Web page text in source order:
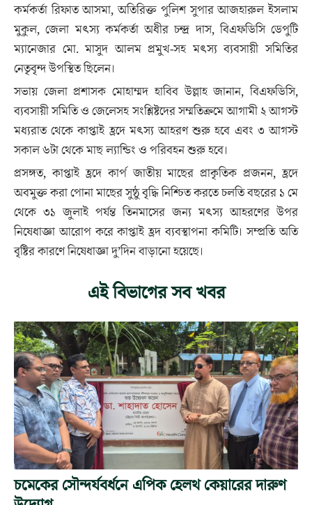
কর্মকর্তা রিফাত আসমা, অতিরিক্ত পুলিশ সুপার আজহারুল ইসলাম
মুকুল, জেলা মৎস্য কর্মকর্তা অধীর চন্দ্র দাস, বিএফডিসি ডেপুটি
ম্যানেজার মো. মাসুদ আলম প্রমুখ-সহ মৎস্য ব্যবসায়ী সমিতির
নেতৃবৃন্দ উপস্থিত ছিলেন।
সভায় জেলা প্রশাসক মোহাম্মদ হাবিব উল্লাহ জানান, বিএফডিসি,
ব্যবসায়ী সমিতি ও জেলেসহ সংশ্লিষ্টদের সম্মতিক্রমে আগামী ২ আগস্ট
মধ্যরাত থেকে কাপ্তাই হ্রদে মৎস্য আহরণ শুরু হবে এবং ৩ আগস্ট
সকাল ৬টা থেকে মাছ ল্যান্ডিং ও পরিবহন শুরু হবে।
প্রসঙ্গত, কাপ্তাই হ্রদে কার্প জাতীয় মাছের প্রাকৃতিক প্রজনন, হ্রদে
অবমুক্ত করা পোনা মাছের সুষ্ঠু বৃদ্ধি নিশ্চিত করতে চলতি বছরের ১ মে
থেকে ৩১ জুলাই পর্যন্ত তিনমাসের জন্য মৎস্য আহরণের উপর
নিষেধাজ্ঞা আরোপ করে কাপ্তাই হ্রদ ব্যবস্থাপনা কমিটি। সম্প্রতি অতি
বৃষ্টির কারণে নিষেধাজ্ঞা দু’দিন বাড়ানো হয়েছে।
এই বিভাগের সব খবর
চমেকের সৌন্দর্যবর্ধনে এপিক হেলথ কেয়ারের দারুণ